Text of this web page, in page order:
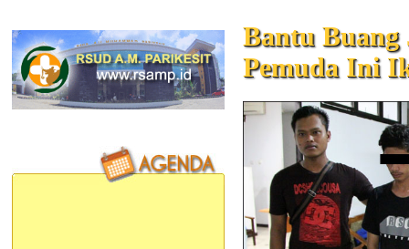
Bantu Buang
Pemuda Ini